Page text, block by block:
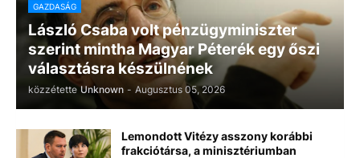
GAZDASÁG
László Csaba volt pénzügyminiszter
szerint mintha Magyar Péterék egy őszi
választásra készülnének
közzétette Unknown - Augusztus 05, 2026
Lemondott Vitézy asszony korábbi
frakciótársa, a minisztériumban